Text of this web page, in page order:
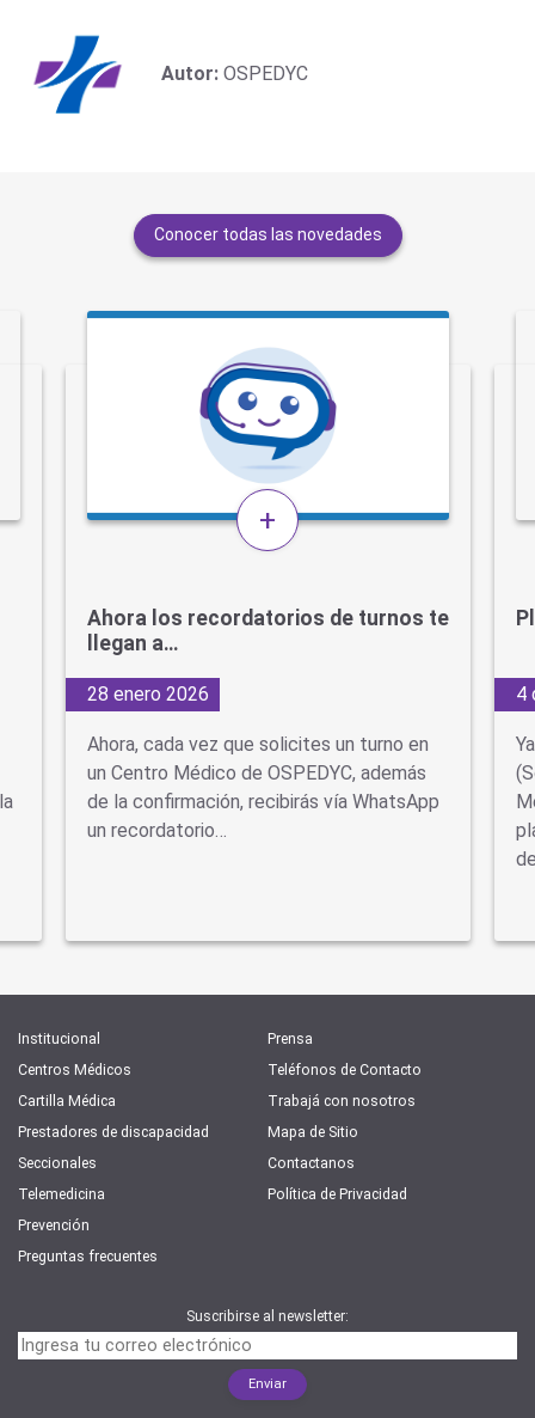
Autor: OSPEDYC
Conocer todas las novedades
+
Ahora los recordatorios de turnos te
llegan a…
28 enero 2026
Ahora, cada vez que solicites un turno en
un Centro Médico de OSPEDYC, además
de la confirmación, recibirás vía WhatsApp
un recordatorio…
4
Institucional
Centros Médicos
Cartilla Médica
Prestadores de discapacidad
Seccionales
Telemedicina
Prevención
Preguntas frecuentes
Prensa
Teléfonos de Contacto
Trabajá con nosotros
Mapa de Sitio
Contactanos
Política de Privacidad
Suscribirse al newsletter: